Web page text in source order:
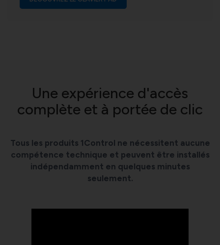
Une expérience d'accès
complète et à portée de clic
Tous les produits 1Control ne nécessitent aucune
compétence technique et peuvent être installés
indépendamment en quelques minutes
seulement.